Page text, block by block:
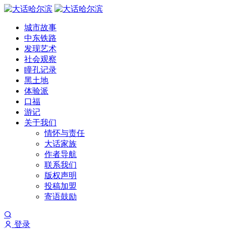
城市故事
中东铁路
发现艺术
社会观察
瞳孔记录
黑土地
体验派
口福
游记
关于我们
情怀与责任
大话家族
作者导航
联系我们
版权声明
投稿加盟
寄语鼓励
登录